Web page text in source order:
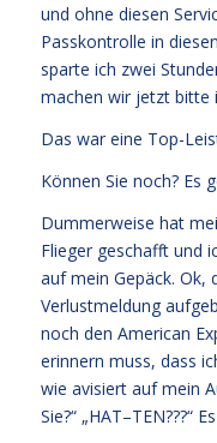
und ohne diesen
Passkontrolle in
sparte ich zwei
machen wir jetzt bitte
Das war eine Top-
Können Sie noch? Es
Dummerweise hat
Flieger geschafft und
auf mein Gepäck. Ok,
Verlustmeldung
noch den American
erinnern muss, dass
wie avisiert auf mein
Sie?“ „HAT–TEN???“